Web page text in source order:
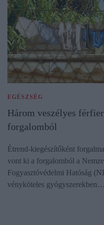
EGÉSZSÉG
Három veszélyes
forgalomból
Étrend-kiegészítőként
vont ki a forgalomból a
Fogyasztóvédelmi Hatóság
vényköteles gyógyszerekben…